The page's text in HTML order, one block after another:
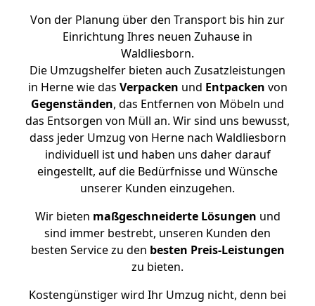
Von der Planung über den Transport bis hin zur
Einrichtung Ihres neuen Zuhause in
Waldliesborn.
Die Umzugshelfer bieten auch Zusatzleistungen
in Herne wie das Verpacken und Entpacken von
Gegenständen, das Entfernen von Möbeln und
das Entsorgen von Müll an. Wir sind uns bewusst,
dass jeder Umzug von Herne nach Waldliesborn
individuell ist und haben uns daher darauf
eingestellt, auf die Bedürfnisse und Wünsche
unserer Kunden einzugehen.
Wir bieten maßgeschneiderte Lösungen und
sind immer bestrebt, unseren Kunden den
besten Service zu den besten Preis-Leistungen
zu bieten.
Kostengünstiger wird Ihr Umzug nicht, denn bei